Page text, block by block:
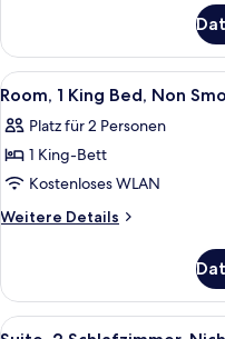
Smoking
anzeigen
2
Double
Beds,
Smoking
Alle
Fotos
für
Room,
1
King
Smoking
anzeigen
14
Room, 1 King Bed, Non
Platz für 2 Personen
1 King-Bett
Kostenloses WLAN
Weitere Details
Weitere
1
King
Alle